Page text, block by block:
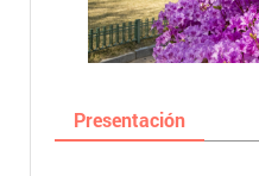
Presentación